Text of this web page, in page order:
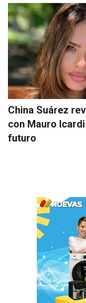
China Suárez
con Mauro
futuro